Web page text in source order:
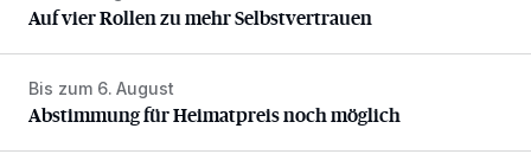
Auf vier Rollen zu mehr Selbstvertrauen
Abstimmung für Heimatpreis noch möglich
Bis zum 6. August
Abstimmung für Heimatpreis noch möglich